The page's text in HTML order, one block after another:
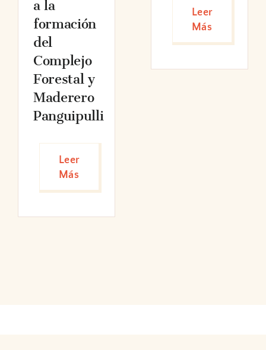
a la
formación
del
Complejo
Forestal y
Maderero
Panguipulli
Leer
Más
Leer
Más